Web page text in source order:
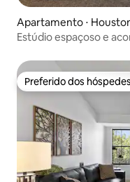
Apartamento ⋅
Estúdio espaçoso e
Preferido dos hóspedes
Preferido dos hóspedes